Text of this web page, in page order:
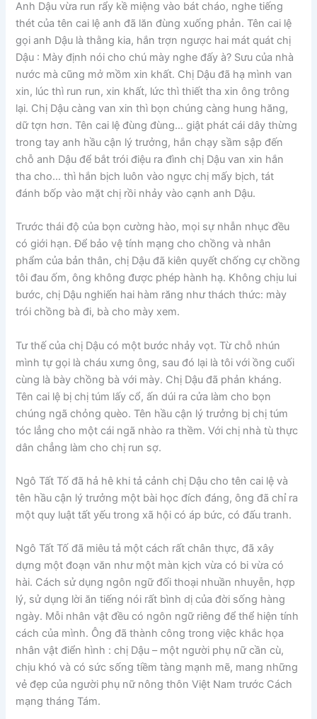
Anh Dậu vừa run rẩy kề miệng vào bát cháo, nghe tiếng
thét của tên cai lệ anh đã lăn đùng xuống phản. Tên cai lệ
gọi anh Dậu là thằng kia, hắn trợn ngược hai mát quát chị
Dậu : Mày định nói cho chú mày nghe đấy à? Sưu của nhà
nước mà cũng mở mồm xin khất. Chị Dậu đã hạ mình van
xin, lúc thì run run, xin khất, lức thì thiết tha xin ông trông
lại. Chị Dậu càng van xin thì bọn chúng càng hung hăng,
dữ tợn hơn. Tên cai lệ đùng đùng… giật phát cái dây thừng
trong tay anh hầu cận lý trưởng, hắn chạy sầm sập đến
chỗ anh Dậu để bắt trói điệu ra đình chị Dậu van xin hắn
tha cho… thì hắn bịch luôn vào ngực chị mấy bịch, tát
đánh bốp vào mặt chị rồi nhảy vào cạnh anh Dậu.
Trước thái độ của bọn cường hào, mọi sự nhẫn nhục đều
có giới hạn. Để bảo vệ tính mạng cho chồng và nhân
phẩm của bản thân, chị Dậu đã kiên quyết chống cự chồng
tôi đau ốm, ông không được phép hành hạ. Không chịu lui
bước, chị Dậu nghiến hai hàm răng như thách thức: mày
trói chồng bà đi, bà cho mày xem.
Tư thế của chị Dậu có một bước nhảy vọt. Từ chỗ nhún
mình tự gọi là cháu xưng ông, sau đó lại là tôi với ồng cuối
cùng là bày chồng bà với mày. Chị Dậu đã phản kháng.
Tên cai lệ bị chị túm lấy cổ, ấn dúi ra cửa làm cho bọn
chúng ngã chỏng quèo. Tên hầu cận lý trưởng bị chị túm
tóc lẳng cho một cái ngã nhào ra thềm. Với chị nhà tù thực
dân chẳng làm cho chị run sợ.
Ngô Tất Tố đã hả hê khi tả cảnh chị Dậu cho tên cai lệ và
tên hầu cận lý trưởng một bài học đích đáng, ông đã chỉ ra
một quy luật tất yếu trong xã hội có áp bức, có đấu tranh.
Ngô Tất Tố đã miêu tả một cách rất chân thực, đã xây
dựng một đoạn văn như một màn kịch vừa có bi vừa có
hài. Cách sử dụng ngôn ngữ đối thoại nhuần nhuyễn, hợp
lý, sử dụng lời ăn tiếng nói rất bình dị của đời sống hàng
ngày. Mỗi nhân vật đều có ngôn ngữ riêng để thể hiện tính
cách của mình. Ông đã thành công trong việc khắc họa
nhân vật điển hình : chị Dậu – một người phụ nữ cần cù,
chịu khó và có sức sống tiềm tàng mạnh mẽ, mang những
vẻ đẹp của người phụ nữ nông thôn Việt Nam trước Cách
mạng tháng Tám.